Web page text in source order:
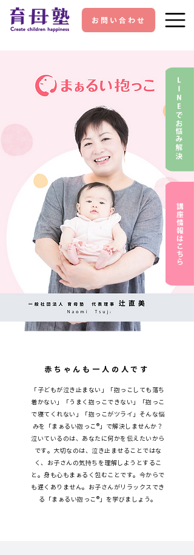
お問い合わせ
赤ちゃんも一人の人です
「子どもが泣き止まない」「抱っこしても落ち
着かない」「うまく抱っこできない」「抱っこ
で寝てくれない」「抱っこがツライ」そんな悩
みを「まぁるい抱っこ®」で解決しませんか？
泣いているのは、あなたに何かを伝えたいから
です。大切なのは、泣き止ませることではな
く、お子さんの気持ちを理解しようとするこ
と。身も心もまぁるく包むことです。今からで
も遅くありません。お子さんがリラックスでき
る「まぁるい抱っこ®」を学びましょう。